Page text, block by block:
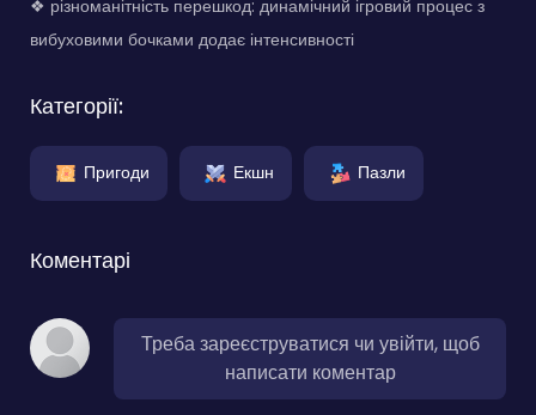
❖ різноманітність перешкод: динамічний ігровий процес з
вибуховими бочками додає інтенсивності
Категорії:
Пригоди Екшн Пазли
Коментарі
Треба зареєструватися чи увійти, щоб
написати коментар